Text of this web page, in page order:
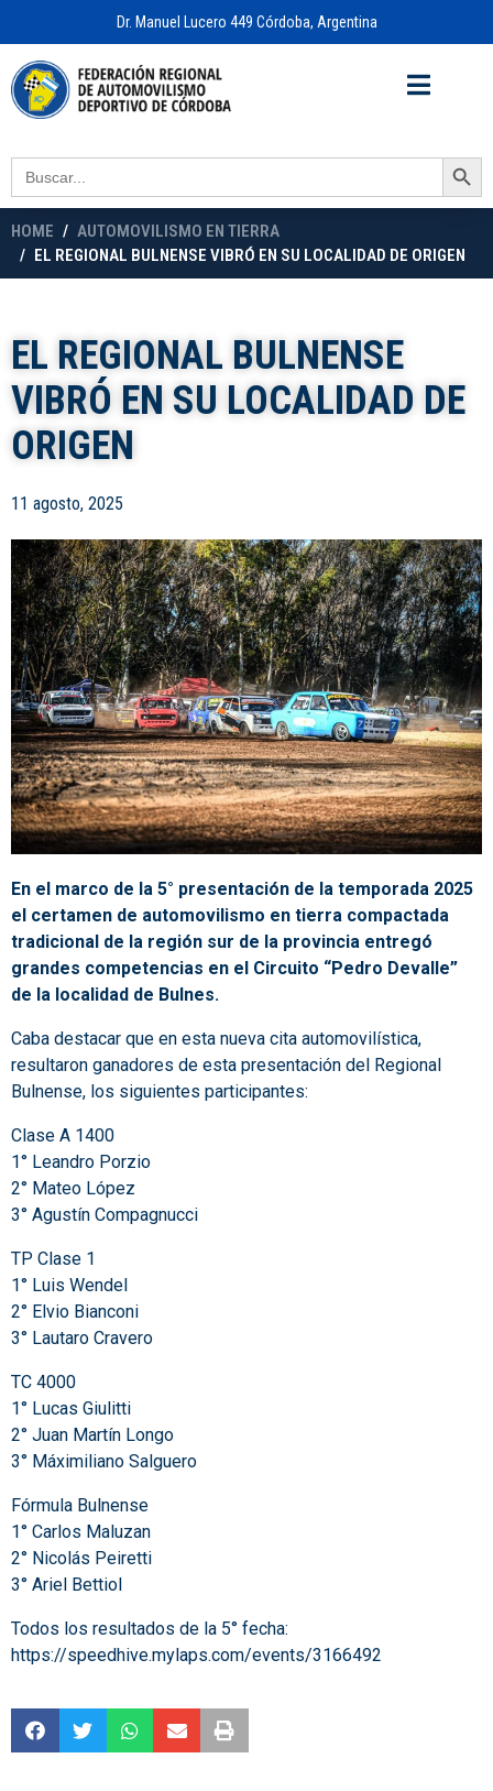
Dr. Manuel Lucero 449 Córdoba, Argentina
Search
for:
Search Button
HOME
AUTOMOVILISMO EN TIERRA
EL REGIONAL BULNENSE VIBRÓ EN SU LOCALIDAD DE ORIGEN
EL REGIONAL BULNENSE
VIBRÓ EN SU LOCALIDAD DE
ORIGEN
11 agosto, 2025
En el marco de la 5° presentación de la temporada 2025
el certamen de automovilismo en tierra compactada
tradicional de la región sur de la provincia entregó
grandes competencias en el Circuito “Pedro Devalle”
de la localidad de Bulnes.
Caba destacar que en esta nueva cita automovilística,
resultaron ganadores de esta presentación del Regional
Bulnense, los siguientes participantes:
Clase A 1400
1° Leandro Porzio
2° Mateo López
3° Agustín Compagnucci
TP Clase 1
1° Luis Wendel
2° Elvio Bianconi
3° Lautaro Cravero
TC 4000
1° Lucas Giulitti
2° Juan Martín Longo
3° Máximiliano Salguero
Fórmula Bulnense
1° Carlos Maluzan
2° Nicolás Peiretti
3° Ariel Bettiol
Todos los resultados de la 5° fecha:
https://speedhive.mylaps.com/events/3166492